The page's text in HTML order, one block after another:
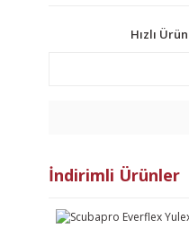
Hızlı
İndirimli Ürünler